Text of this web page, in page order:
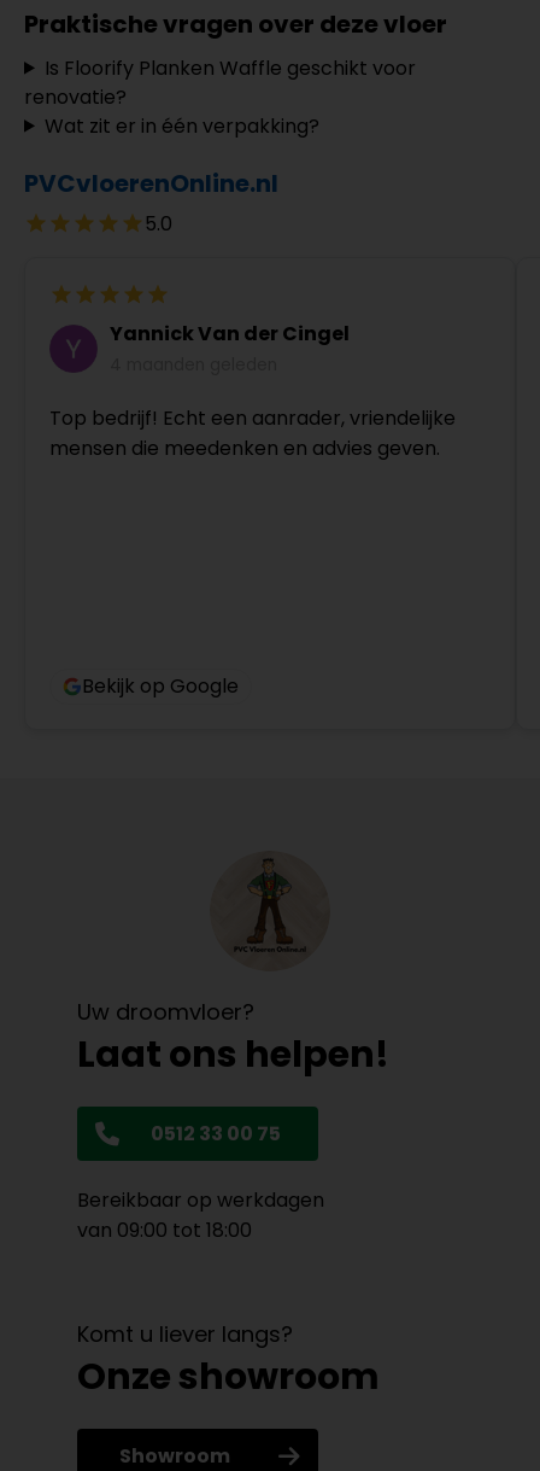
Praktische vragen over deze vloer
Is Floorify Planken Waffle geschikt voor
renovatie?
Wat zit er in één verpakking?
PVCvloerenOnline.nl
5.0
Yannick Van der Cingel
Top bedrijf! Echt een aanrader, vriendelijke
mensen die meedenken en advies geven.
Bekijk op Google
Uw droomvloer?
Laat ons helpen!
0512 33 00 75
Bereikbaar op werkdagen
van 09:00 tot 18:00
Komt u liever langs?
Onze showroom
Showroom